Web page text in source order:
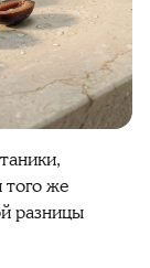
же
разницы